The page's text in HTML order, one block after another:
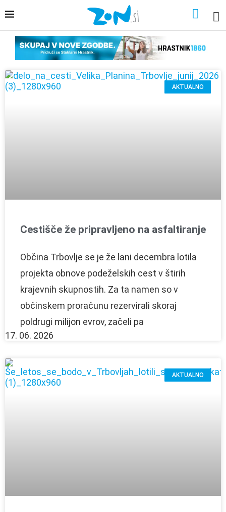
AKTUALNO
Cestišče že pripravljeno na asfaltiranje
Občina Trbovlje se je že lani decembra lotila
projekta obnove podeželskih cest v štirih
krajevnih skupnostih. Za ta namen so v
občinskem proračunu rezervirali skoraj
poldrugi milijon evrov, začeli pa
17. 06. 2026
AKTUALNO